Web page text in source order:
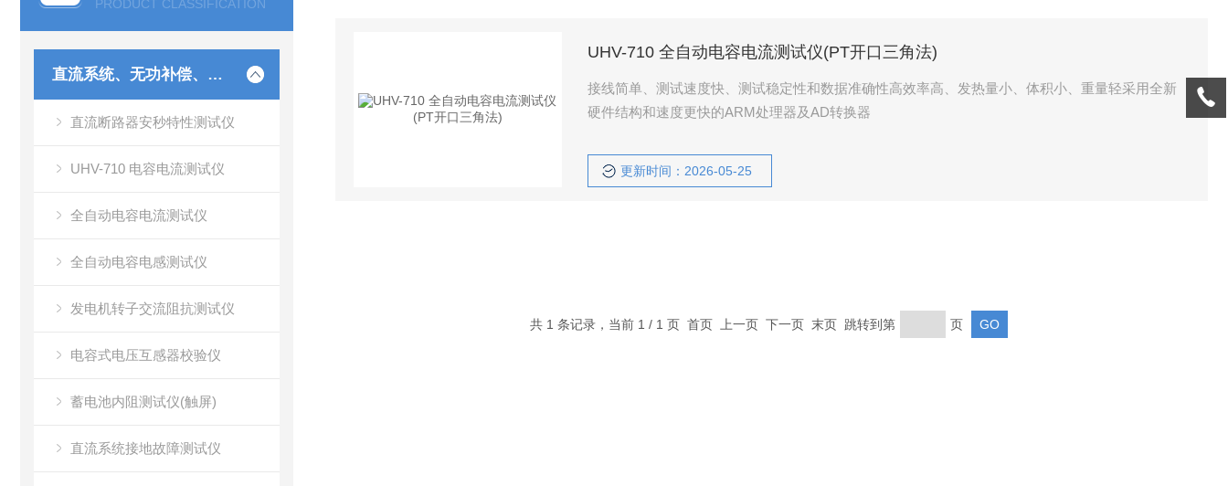
PRODUCT CLASSIFICATION
直流系统、无功补偿、电池电机检测仪器
直流断路器安秒特性测试仪
UHV-710 电容电流测试仪
全自动电容电流测试仪
全自动电容电感测试仪
发电机转子交流阻抗测试仪
电容式电压互感器校验仪
蓄电池内阻测试仪(触屏)
直流系统接地故障测试仪
UHV-710 全自动电容电流测试仪(PT开口三角法)
接线简单、测试速度快、测试稳定性和数据准确性高效率高、发热量小、体积小、重量轻采用全新
硬件结构和速度更快的ARM处理器及AD转换器
更新时间：2026-05-25
共 1 条记录，当前 1 / 1 页 首页 上一页 下一页 末页 跳转到第 页